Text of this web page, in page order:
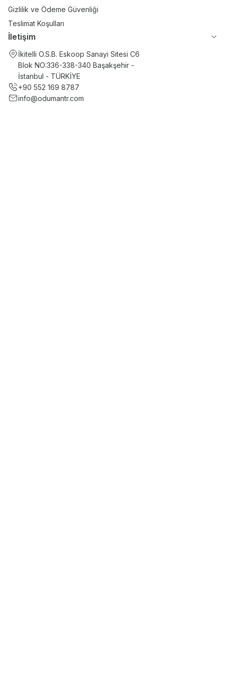
Gizlilik ve Ödeme Güvenliği
Teslimat Koşulları
İletişim
İkitelli O.S.B. Eskoop Sanayi Sitesi C6
Blok NO:336-338-340 Başakşehir -
İstanbul - TÜRKİYE
+90 552 169 8787
info@odumantr.com